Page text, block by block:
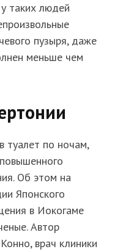
таких людей
пузыря, даже
меньше чем
туалет по ночам,
Об этом на
Японского
в Иокогаме
Автор
врач клиники